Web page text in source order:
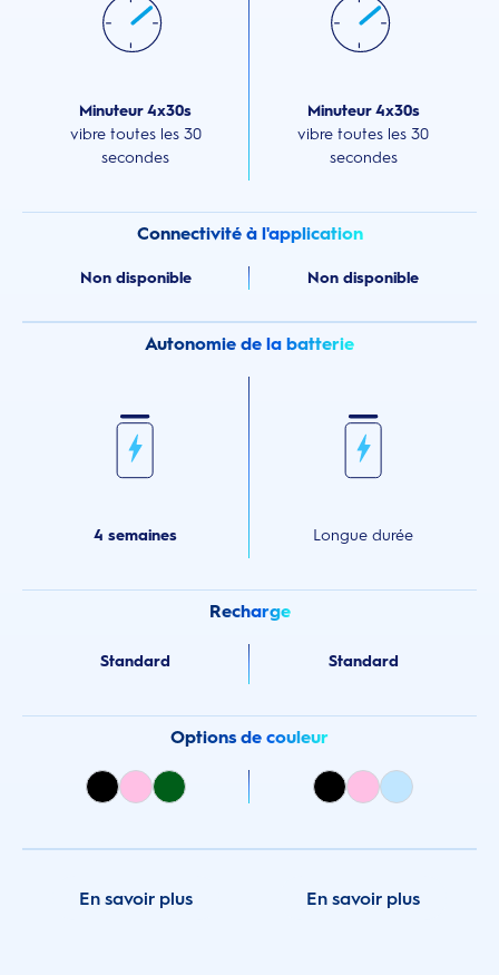
Minuteur 4x30s
vibre toutes les 30
secondes
Minuteur 4x30s
vibre toutes les 30
secondes
Connectivité à l'application
Non disponible Non disponible
Autonomie de la batterie
4 semaines Longue durée
Recharge
Standard Standard
Options de couleur
En savoir plus En savoir plus